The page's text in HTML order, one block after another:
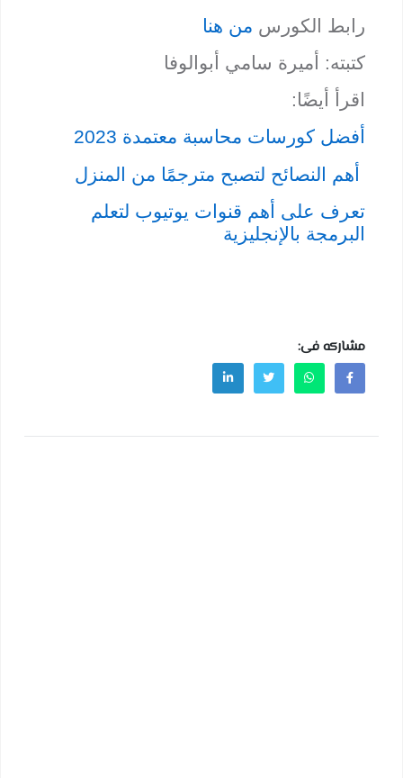
رابط الكورس من هنا
كتبته: أميرة سامي أبوالوفا
اقرأ أيضًا:
أفضل كورسات محاسبة معتمدة 2023
أهم النصائح لتصبح مترجمًا من المنزل
تعرف على أهم قنوات يوتيوب لتعلم
البرمجة بالإنجليزية
مشاركه فى: